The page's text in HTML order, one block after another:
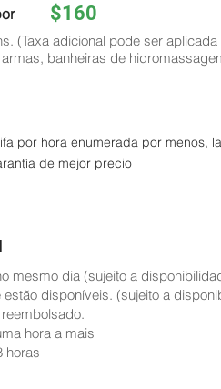
$160
(Taxa adicional pode ser aplicada
banheiras de
por hora enumerada por menos,
de mejor precio
mesmo dia (sujeito a
disponíveis. (sujeito a
hora a mais
horas